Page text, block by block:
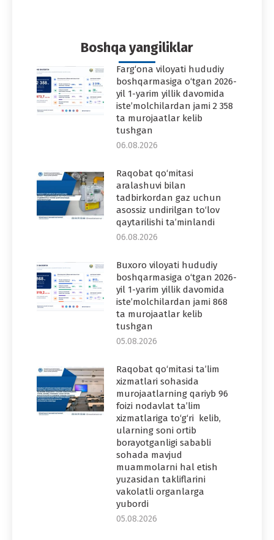
Boshqa yangiliklar
Farg‘ona viloyati hududiy
boshqarmasiga o‘tgan 2026-
yil 1-yarim yillik davomida
iste’molchilardan jami 2 358
ta murojaatlar kelib
tushgan
06.08.2026
Raqobat qo‘mitasi
aralashuvi bilan
tadbirkordan gaz uchun
asossiz undirilgan to‘lov
qaytarilishi ta’minlandi
06.08.2026
Buxoro viloyati hududiy
boshqarmasiga o‘tgan 2026-
yil 1-yarim yillik davomida
iste’molchilardan jami 868
ta murojaatlar kelib
tushgan
05.08.2026
Raqobat qo‘mitasi ta’lim
xizmatlari sohasida
murojaatlarning qariyb 96
foizi nodavlat ta’lim
xizmatlariga to‘g‘ri kelib,
ularning soni ortib
borayotganligi sababli
sohada mavjud
muammolarni hal etish
yuzasidan takliflarini
vakolatli organlarga
yubordi
05.08.2026